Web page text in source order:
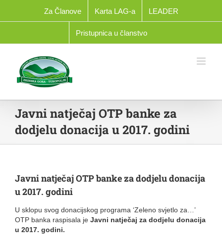
content
Za Članove Karta LAG-a LEADER
Pristupnica u članstvo
Javni natječaj OTP banke za
dodjelu donacija u 2017. godini
Javni natječaj OTP banke za dodjelu donacija
u 2017. godini
U sklopu svog donacijskog programa ‘Zeleno svjetlo za…’
OTP banka raspisala je Javni natječaj za dodjelu donacija
u 2017. godini.